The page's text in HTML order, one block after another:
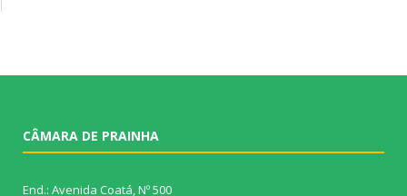
CÂMARA DE PRAINHA
End.: Avenida Coatá, Nº 500